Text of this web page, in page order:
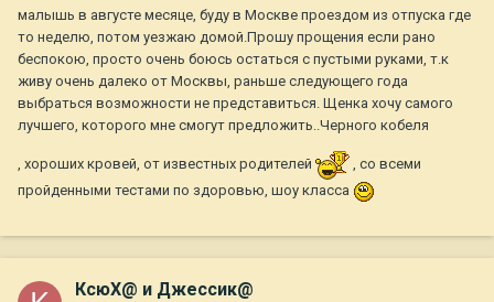
малышь в августе месяце, буду в Москве проездом из отпуска где
то неделю, потом уезжаю домой.Прошу прощения если рано
беспокою, просто очень боюсь остаться с пустыми руками, т.к
живу очень далеко от Москвы, раньше следующего года
выбраться возможности не представиться. Щенка хочу самого
лучшего, которого мне смогут предложить..Черного кобеля
, хороших кровей, от известных родителей
, со всеми
пройденными тестами по здоровью, шоу класса
КсюХ@ и Джессик@